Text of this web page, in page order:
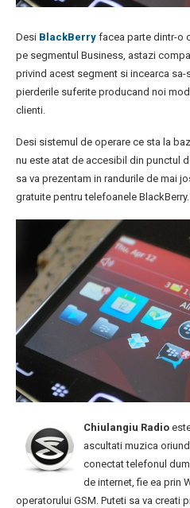
Desi BlackBerry facea parte dintr-o
pe segmentul Business, astazi
privind acest segment si incearca sa-
pierderile suferite producand noi
clienti.
Desi sistemul de operare ce sta la
nu este atat de accesibil din punctul
sa va prezentam in randurile de mai
gratuite pentru telefoanele BlackBerry.
Chiulangiu Radio
ascultati muzica
conectat telefonul
de internet, fie ea prin
operatorului GSM. Puteti sa va creati